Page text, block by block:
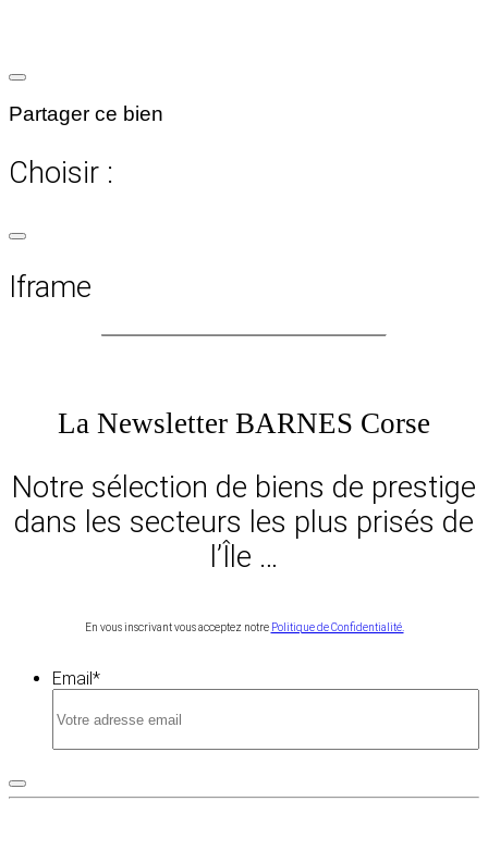
Partager ce bien
Choisir :
Iframe
La Newsletter BARNES Corse
Notre sélection de biens de prestige
dans les secteurs les plus prisés de
l’Île …
En vous inscrivant vous acceptez notre Politique de Confidentialité.
Email*